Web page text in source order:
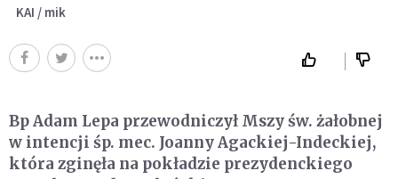
KAI / mik
Bp Adam Lepa przewodniczył Mszy św. żałobnej
w intencji śp. mec. Joanny Agackiej-Indeckiej,
która zginęła na pokładzie prezydenckiego